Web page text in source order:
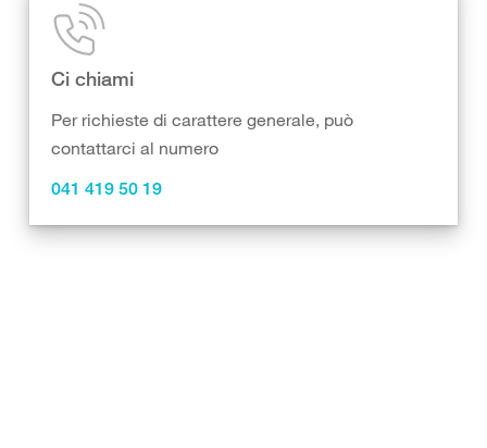
Ci chiami
Per richieste di carattere generale, può
contattarci al numero
041 419 50 19